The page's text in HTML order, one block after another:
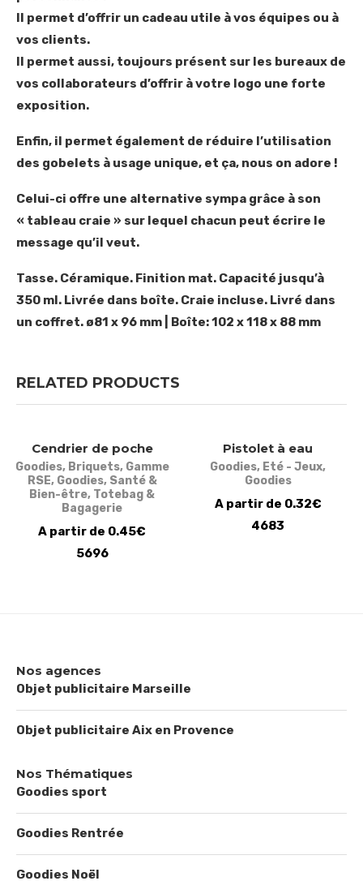
Il permet d’offrir un cadeau utile à vos équipes ou à
vos clients.
Il permet aussi, toujours présent sur les bureaux de
vos collaborateurs d’offrir à votre logo une forte
exposition.
Enfin, il permet également de réduire l’utilisation
des gobelets à usage unique, et ça, nous on adore !
Celui-ci offre une alternative sympa grâce à son
« tableau craie » sur lequel chacun peut écrire le
message qu’il veut.
Tasse. Céramique. Finition mat. Capacité jusqu’à
350 ml. Livrée dans boîte. Craie incluse. Livré dans
un coffret. ø81 x 96 mm | Boîte: 102 x 118 x 88 mm
RELATED PRODUCTS
Cendrier de poche
Goodies, Briquets, Gamme
RSE, Goodies, Santé &
Bien-être, Totebag &
Bagagerie
A partir de 0.45€
5696
Pistolet à eau
Goodies, Eté - Jeux,
Goodies
A partir de 0.32€
4683
Nos agences
Objet publicitaire Marseille
Objet publicitaire Aix en Provence
Nos Thématiques
Goodies sport
Goodies Rentrée
Goodies Noël